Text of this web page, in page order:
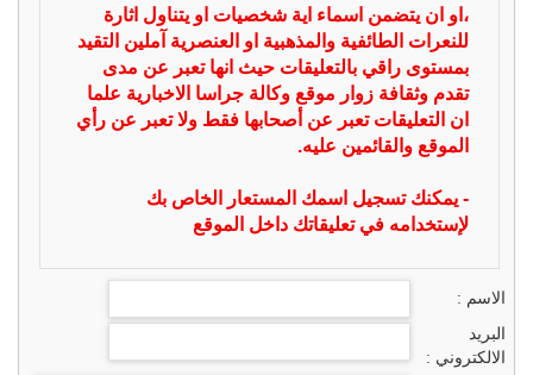
،او ان يتضمن اسماء اية شخصيات او يتناول اثارة
للنعرات الطائفية والمذهبية او العنصرية آملين التقيد
بمستوى راقي بالتعليقات حيث انها تعبر عن مدى
تقدم وثقافة زوار موقع وكالة جراسا الاخبارية علما
ان التعليقات تعبر عن أصحابها فقط ولا تعبر عن رأي
الموقع والقائمين عليه.
- يمكنك تسجيل اسمك المستعار الخاص بك
لإستخدامه في تعليقاتك داخل الموقع
الاسم :
البريد
الالكتروني :